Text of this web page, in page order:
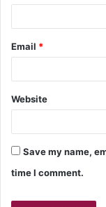
Email *
Website
Save my name,
time I comment.